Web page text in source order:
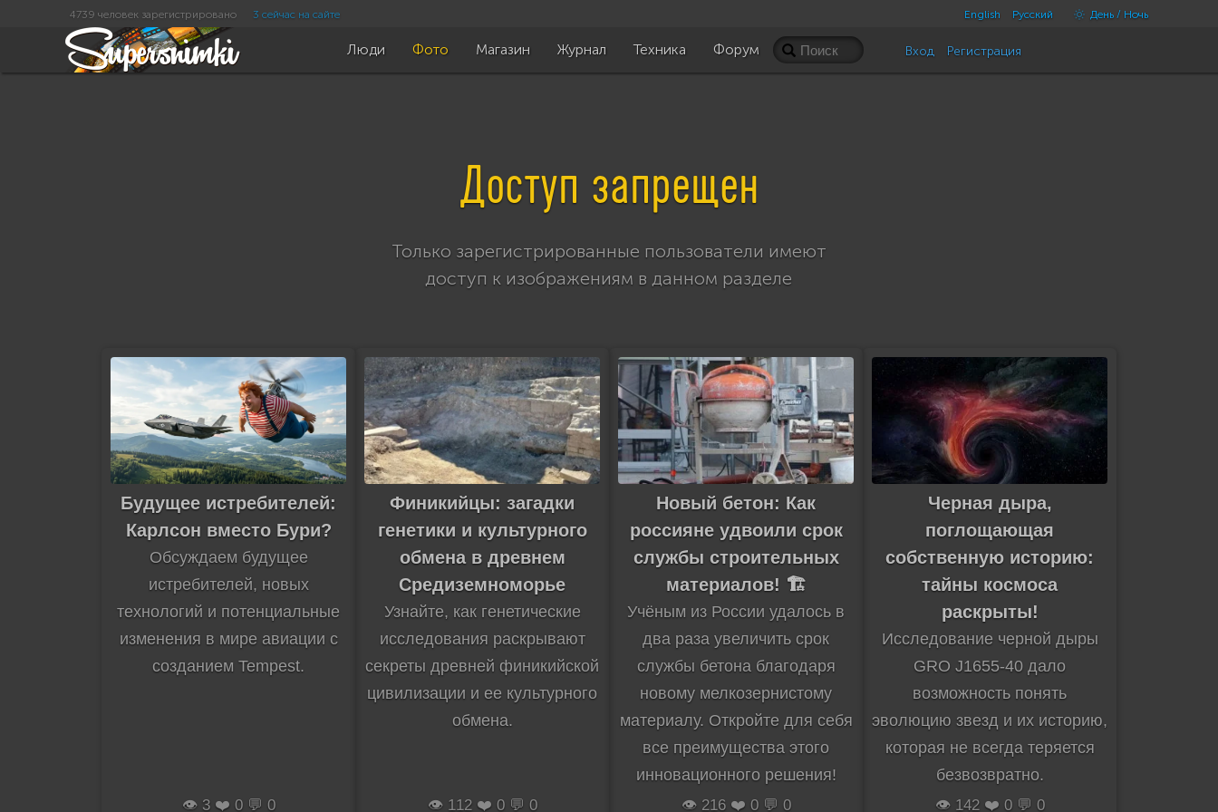
English Русский День / Ночь
4739 человек зарегистрировано 3 сейчас на сайте
Люди Фото Магазин Журнал Техника Форум Вход Регистрация
Доступ запрещен
Только зарегистрированные пользователи имеют
доступ к изображениям в данном разделе
Будущее истребителей:
Карлсон вместо Бури?
Обсуждаем будущее
истребителей, новых
технологий и потенциальные
изменения в мире авиации с
созданием Tempest.
👁️ 3 ❤️ 0 💬 0
Финикийцы: загадки
генетики и культурного
обмена в древнем
Средиземноморье
Узнайте, как генетические
исследования раскрывают
секреты древней финикийской
цивилизации и ее культурного
обмена.
👁️ 112 ❤️ 0 💬 0
Новый бетон: Как
россияне удвоили срок
службы строительных
материалов! 🏗️
Учёным из России удалось в
два раза увеличить срок
службы бетона благодаря
новому мелкозернистому
материалу. Откройте для себя
все преимущества этого
инновационного решения!
👁️ 216 ❤️ 0 💬 0
Черная дыра,
поглощающая
собственную историю:
тайны космоса
раскрыты!
Исследование черной дыры
GRO J1655-40 дало
возможность понять
эволюцию звезд и их историю,
которая не всегда теряется
безвозвратно.
👁️ 142 ❤️ 0 💬 0